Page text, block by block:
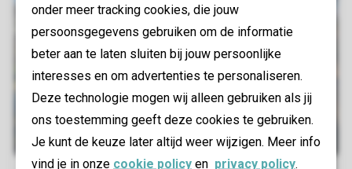
onder meer tracking cookies, die jouw
persoonsgegevens gebruiken om de informatie
beter aan te laten sluiten bij jouw persoonlijke
interesses en om advertenties te personaliseren.
Deze technologie mogen wij alleen gebruiken als jij
ons toestemming geeft deze cookies te gebruiken.
Je kunt de keuze later altijd weer wijzigen. Meer info
vind je in onze cookie policy en privacy policy.